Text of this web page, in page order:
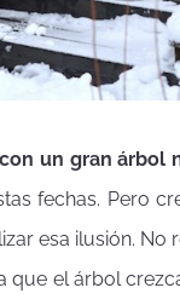
un gran árbol
fechas. Pero
esa ilusión. No
el árbol